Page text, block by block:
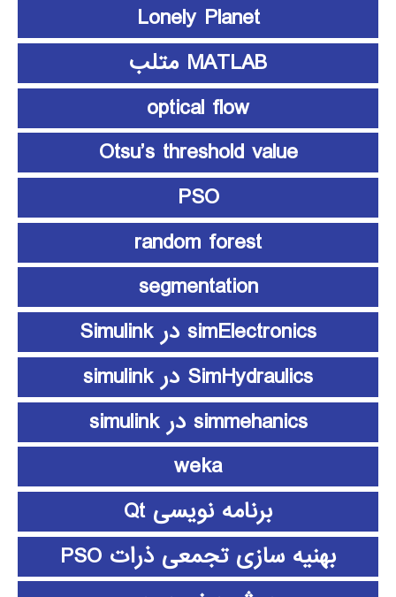
Lonely Planet
MATLAB متلب
optical flow
Otsu’s threshold value
PSO
random forest
segmentation
simElectronics در Simulink
SimHydraulics در simulink
simmehanics در simulink
weka
برنامه نویسی Qt
بهنیه سازی تجمعی ذرات PSO